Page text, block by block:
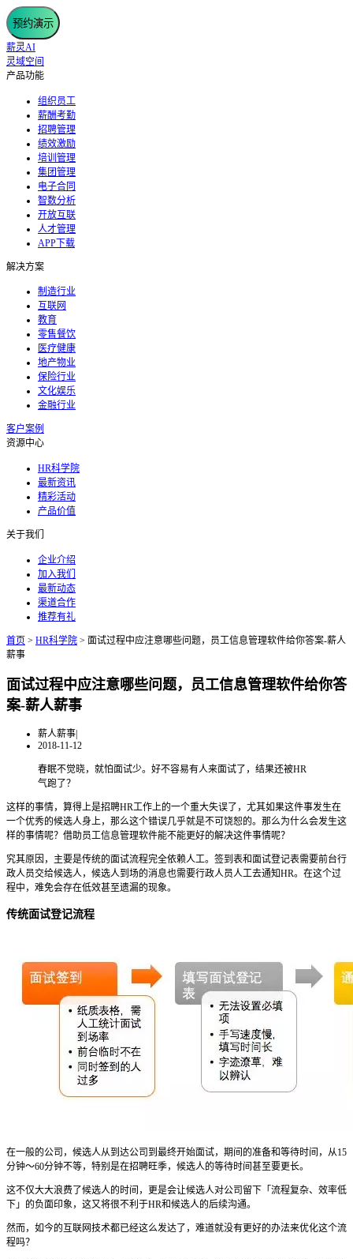
预约演示
薪灵AI
灵域空间
产品功能
组织员工
薪酬考勤
招聘管理
绩效激励
培训管理
集团管理
电子合同
智数分析
开放互联
人才管理
APP下载
解决方案
制造行业
互联网
教育
零售餐饮
医疗健康
地产物业
保险行业
文化娱乐
金融行业
客户案例
资源中心
HR科学院
最新资讯
精彩活动
产品价值
关于我们
企业介绍
加入我们
最新动态
渠道合作
推荐有礼
首页 > HR科学院 > 面试过程中应注意哪些问题，员工信息管理软件给你答案-薪人
薪事
面试过程中应注意哪些问题，员工信息管理软件给你答
案-薪人薪事
薪人薪事|
2018-11-12
春眠不觉晓，就怕面试少。好不容易有人来面试了，结果还被HR
气跑了？
这样的事情，算得上是招聘HR工作上的一个重大失误了，尤其如果这件事发生在
一个优秀的候选人身上，那么这个错误几乎就是不可饶恕的。那么为什么会发生这
样的事情呢？借助员工信息管理软件能不能更好的解决这件事情呢？
究其原因，主要是传统的面试流程完全依赖人工。签到表和面试登记表需要前台行
政人员交给候选人，候选人到场的消息也需要行政人员人工去通知HR。在这个过
程中，难免会存在低效甚至遗漏的现象。
传统面试登记流程
在一般的公司，候选人从到达公司到最终开始面试，期间的准备和等待时间，从15
分钟～60分钟不等，特别是在招聘旺季，候选人的等待时间甚至要更长。
这不仅大大浪费了候选人的时间，更是会让候选人对公司留下「流程复杂、效率低
下」的负面印象，这又将很不利于HR和候选人的后续沟通。
然而，如今的互联网技术都已经这么发达了，难道就没有更好的办法来优化这个流
程吗？